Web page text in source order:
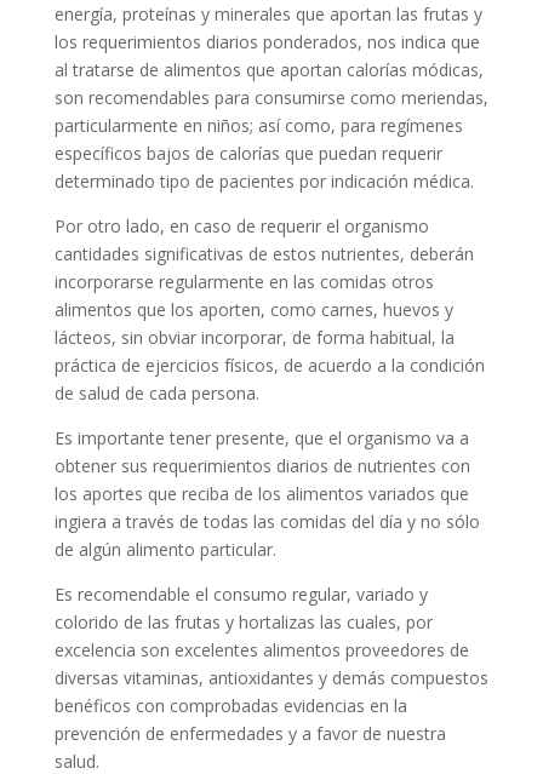
energía, proteínas y minerales que aportan las frutas y
los requerimientos diarios ponderados, nos indica que
al tratarse de alimentos que aportan calorías módicas,
son recomendables para consumirse como meriendas,
particularmente en niños; así como, para regímenes
específicos bajos de calorías que puedan requerir
determinado tipo de pacientes por indicación médica.
Por otro lado, en caso de requerir el organismo
cantidades significativas de estos nutrientes, deberán
incorporarse regularmente en las comidas otros
alimentos que los aporten, como carnes, huevos y
lácteos, sin obviar incorporar, de forma habitual, la
práctica de ejercicios físicos, de acuerdo a la condición
de salud de cada persona.
Es importante tener presente, que el organismo va a
obtener sus requerimientos diarios de nutrientes con
los aportes que reciba de los alimentos variados que
ingiera a través de todas las comidas del día y no sólo
de algún alimento particular.
Es recomendable el consumo regular, variado y
colorido de las frutas y hortalizas las cuales, por
excelencia son excelentes alimentos proveedores de
diversas vitaminas, antioxidantes y demás compuestos
benéficos con comprobadas evidencias en la
prevención de enfermedades y a favor de nuestra
salud.